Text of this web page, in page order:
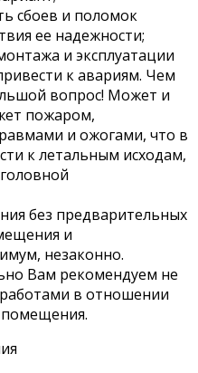
сбоев и поломок
ее надежности;
и эксплуатации
к авариям. Чем
вопрос! Может и
пожаром,
и ожогами, что в
к летальным исходам,
без предварительных
и
незаконно.
Вам рекомендуем не
в отношении